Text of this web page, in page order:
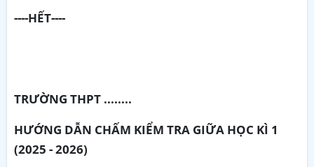
----HẾT----
TRƯỜNG THPT ........
HƯỚNG DẪN CHẤM KIỂM TRA GIỮA HỌC KÌ 1
(2025 - 2026)